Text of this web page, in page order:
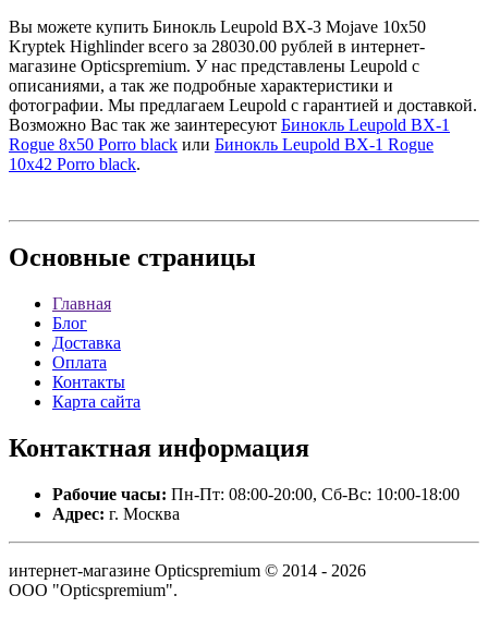
Вы можете купить Бинокль Leupold BX-3 Mojave 10x50
Kryptek Highlinder всего за 28030.00 рублей в интернет-
магазине Opticspremium. У нас представлены Leupold с
описаниями, а так же подробные характеристики и
фотографии. Мы предлагаем Leupold с гарантией и доставкой.
Возможно Вас так же заинтересуют Бинокль Leupold BX-1
Rogue 8x50 Porro black или Бинокль Leupold BX-1 Rogue
10x42 Porro black.
Основные страницы
Главная
Блог
Доставка
Оплата
Контакты
Карта сайта
Контактная информация
Рабочие часы: Пн-Пт: 08:00-20:00, Сб-Вс: 10:00-18:00
Адрес: г. Москва
интернет-магазине Opticspremium © 2014 - 2026
ООО "Opticspremium".